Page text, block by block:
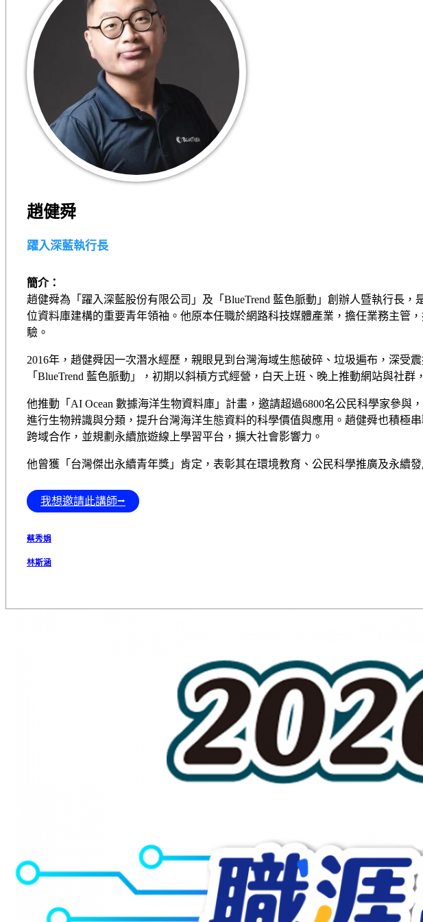
趙健舜
躍入深藍執行長
簡介：
趙健舜為「躍入深藍股份有限公司」及「BlueTrend 藍色脈動」創辦人暨執行長
位資料庫建構的重要青年領袖。他原本任職於網路科技媒體產業，擔任業務主管
驗。
2016年，趙健舜因一次潛水經歷，親眼見到台灣海域生態破碎、垃圾遍布，深受
「BlueTrend 藍色脈動」，初期以斜槓方式經營，白天上班、晚上推動網站與社群
他推動「AI Ocean 數據海洋生物資料庫」計畫，邀請超過6800名公民科學家參與
進行生物辨識與分類，提升台灣海洋生態資料的科學價值與應用。趙健舜也積極
跨域合作，並規劃永續旅遊線上學習平台，擴大社會影響力。
他曾獲「台灣傑出永續青年獎」肯定，表彰其在環境教育、公民科學推廣及永續發
我想邀請此講師⭢
蔡秀娟
林斯涵